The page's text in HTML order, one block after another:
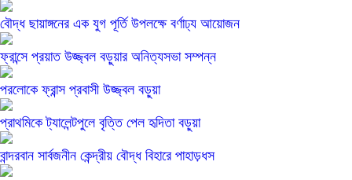
বৌদ্ধ ছায়াঙ্গনের এক যুগ পূর্তি উপলক্ষে বর্ণাঢ্য আয়োজন
ফ্রান্সে প্রয়াত উজ্জ্বল বড়ুয়ার অনিত্যসভা সম্পন্ন
পরলোকে ফ্রান্স প্রবাসী উজ্জ্বল বড়ুয়া
প্রাথমিকে ট্যালেন্টপুলে বৃত্তি পেল হৃদিতা বড়ুয়া
বান্দরবান সার্বজনীন কেন্দ্রীয় বৌদ্ধ বিহারে পাহাড়ধস